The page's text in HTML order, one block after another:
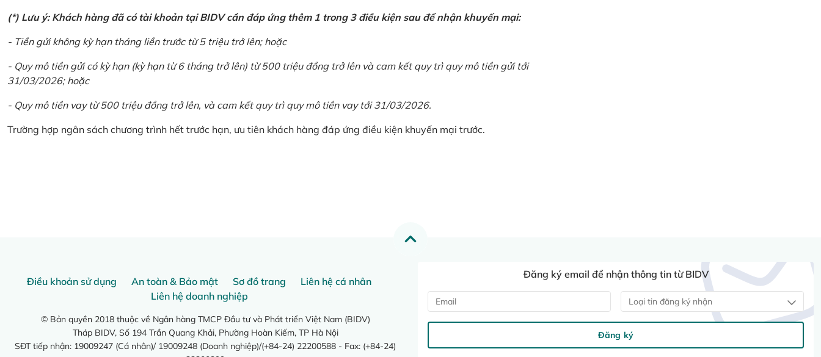
(*) Lưu ý: Khách hàng đã có tài khoản tại BIDV cần đáp ứng thêm 1 trong 3 điều kiện sau để nhận khuyến mại:
- Tiền gửi không kỳ hạn tháng liền trước từ 5 triệu trở lên; hoặc
- Quy mô tiền gửi có kỳ hạn (kỳ hạn từ 6 tháng trở lên) từ 500 triệu đồng trở lên và cam kết quy trì quy mô tiền gửi tới
31/03/2026; hoặc
- Quy mô tiền vay từ 500 triệu đồng trở lên, và cam kết quy trì quy mô tiền vay tới 31/03/2026.
Trường hợp ngân sách chương trình hết trước hạn, ưu tiên khách hàng đáp ứng điều kiện khuyến mại trước.
Điều khoản sử dụng An toàn & Bảo mật Sơ đồ trang
Liên hệ cá nhân
Liên hệ doanh nghiệp
© Bản quyền 2018 thuộc về Ngân hàng TMCP Đầu tư và Phát triển Việt Nam (BIDV)
Tháp BIDV, Số 194 Trần Quang Khải, Phường Hoàn Kiếm, TP Hà Nội
SĐT tiếp nhận: 19009247 (Cá nhân)/ 19009248 (Doanh nghiệp)/(+84-24) 22200588 - Fax: (+84-24)
Đăng ký email để nhận thông tin từ BIDV
Loại tin đăng ký nhận
Đăng ký